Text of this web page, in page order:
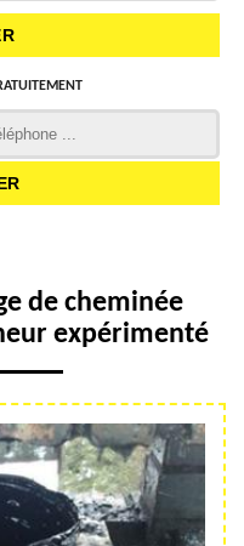
de cheminée
expérimenté